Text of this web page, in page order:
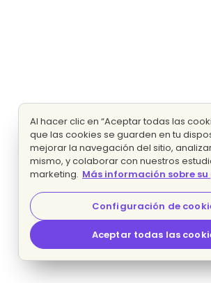
Al hacer clic en “Aceptar todas las
que las cookies se guarden en tu
mejorar la navegación del sitio,
mismo, y colaborar con nuestros
marketing. Más información sobre
Configuración de
Aceptar todas las